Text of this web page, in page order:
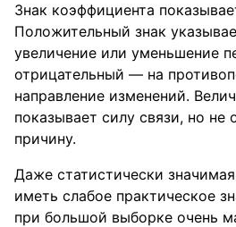
Знак коэффициента
Положительный знак
увеличение или уменьшение
отрицательный — на
направление изменений.
показывает силу связи, но не
причину.
Даже статистически
иметь слабое практическое
при большой выборке очень